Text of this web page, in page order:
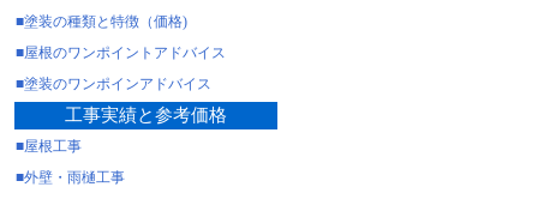
■塗装の種類と特徴（価格)
■屋根のワンポイントアドバイス
■塗装のワンポインアドバイス
工事実績と参考価格
■屋根工事
■外壁・雨樋工事